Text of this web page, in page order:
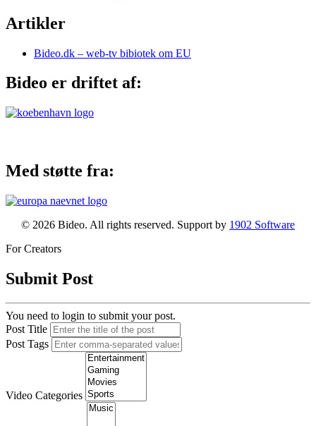
Artikler
Bideo.dk – web-tv bibiotek om EU
Bideo er driftet af:
Med støtte fra:
© 2026 Bideo. All rights reserved. Support by 1902 Software
For Creators
Submit Post
You need to login to submit your post.
Post Title
Post Tags
Video Categories